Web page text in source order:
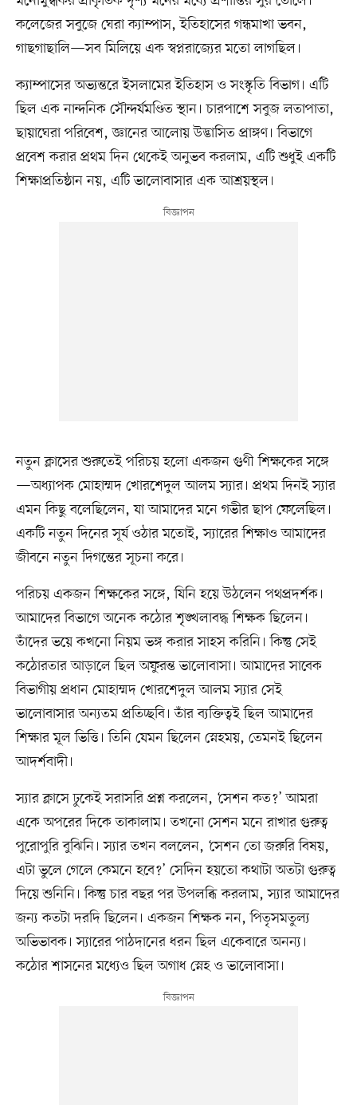
কলেজের সবুজে ঘেরা ক্যাম্পাস, ইতিহাসের গন্ধমাখা ভবন,
গাছগাছালি—সব মিলিয়ে এক স্বপ্নরাজ্যের মতো লাগছিল।
ক্যাম্পাসের অভ্যন্তরে ইসলামের ইতিহাস ও সংস্কৃতি বিভাগ। এটি
ছিল এক নান্দনিক সৌন্দর্যমণ্ডিত স্থান। চারপাশে সবুজ লতাপাতা,
ছায়াঘেরা পরিবেশ, জ্ঞানের আলোয় উদ্ভাসিত প্রাঙ্গণ। বিভাগে
প্রবেশ করার প্রথম দিন থেকেই অনুভব করলাম, এটি শুধুই একটি
শিক্ষাপ্রতিষ্ঠান নয়, এটি ভালোবাসার এক আশ্রয়স্থল।
নতুন ক্লাসের শুরুতেই পরিচয় হলো একজন গুণী শিক্ষকের সঙ্গে
—অধ্যাপক মোহাম্মদ খোরশেদুল আলম স্যার। প্রথম দিনই স্যার
এমন কিছু বলেছিলেন, যা আমাদের মনে গভীর ছাপ ফেলেছিল।
একটি নতুন দিনের সূর্য ওঠার মতোই, স্যারের শিক্ষাও আমাদের
জীবনে নতুন দিগন্তের সূচনা করে।
পরিচয় একজন শিক্ষকের সঙ্গে, যিনি হয়ে উঠলেন পথপ্রদর্শক।
আমাদের বিভাগে অনেক কঠোর শৃঙ্খলাবদ্ধ শিক্ষক ছিলেন।
তাঁদের ভয়ে কখনো নিয়ম ভঙ্গ করার সাহস করিনি। কিন্তু সেই
কঠোরতার আড়ালে ছিল অফুরন্ত ভালোবাসা। আমাদের সাবেক
বিভাগীয় প্রধান মোহাম্মদ খোরশেদুল আলম স্যার সেই
ভালোবাসার অন্যতম প্রতিচ্ছবি। তাঁর ব্যক্তিত্বই ছিল আমাদের
শিক্ষার মূল ভিত্তি। তিনি যেমন ছিলেন স্নেহময়, তেমনই ছিলেন
আদর্শবাদী।
স্যার ক্লাসে ঢুকেই সরাসরি প্রশ্ন করলেন, ‘সেশন কত?’ আমরা
একে অপরের দিকে তাকালাম। তখনো সেশন মনে রাখার গুরুত্ব
পুরোপুরি বুঝিনি। স্যার তখন বললেন, ‘সেশন তো জরুরি বিষয়,
এটা ভুলে গেলে কেমনে হবে?’ সেদিন হয়তো কথাটা অতটা গুরুত্ব
দিয়ে শুনিনি। কিন্তু চার বছর পর উপলব্ধি করলাম, স্যার আমাদের
জন্য কতটা দরদি ছিলেন। একজন শিক্ষক নন, পিতৃসমতুল্য
অভিভাবক। স্যারের পাঠদানের ধরন ছিল একেবারে অনন্য।
কঠোর শাসনের মধ্যেও ছিল অগাধ স্নেহ ও ভালোবাসা।